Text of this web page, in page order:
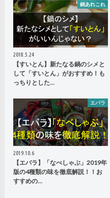
鍋あれこれ
2018.5.24
【すいとん】新たなる鍋のシメと
して「すいとん」がおすすめ！も
っちりとした…
エバラ
2019.10.6
【エバラ】「なべしゃぶ」2019年
版の4種類の味を徹底解説！！お
すすめの…